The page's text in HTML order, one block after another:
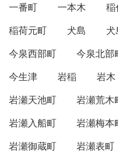
一番町
一本木 稲
稲荷元町
犬島
今泉西部町
今泉北部
今生津
岩稲 岩木
岩瀬天池町
岩瀬荒木
岩瀬入船町
岩瀬梅本
岩瀬御蔵町
岩瀬表町